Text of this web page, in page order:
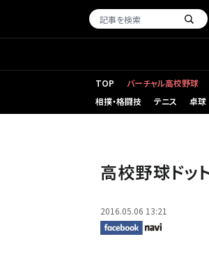
TOP バーチャル高校野球
相撲・格闘技
テニス 卓球
高校野球ドッ
2016.05.06 13:21